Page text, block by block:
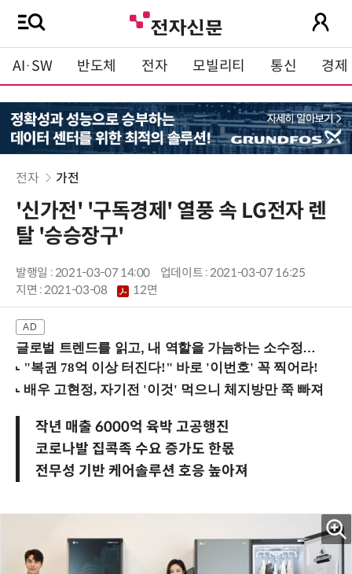
AI·SW 반도체 전자 모빌리티 통신 경제
전자 가전
'신가전' '구독경제' 열풍 속 LG전자 렌
탈 '승승장구'
발행일 : 2021-03-07 14:00
업데이트 : 2021-03-07 16:25
지면 :2021-03-08 12면
글로벌 트렌드를 읽고, 내 역할을 가늠하는 소수정예 실습 워크숍 (8/28 신논현역)
작년 매출 6000억 육박 고공행진
코로나발 집콕족 수요 증가도 한몫
전무성 기반 케어솔루션 호응 높아져